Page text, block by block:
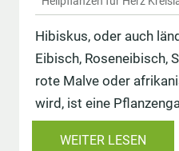
Hibiskus, oder auch
Eibisch, Roseneibisch,
rote Malve oder
wird, ist eine
WEITER LESEN